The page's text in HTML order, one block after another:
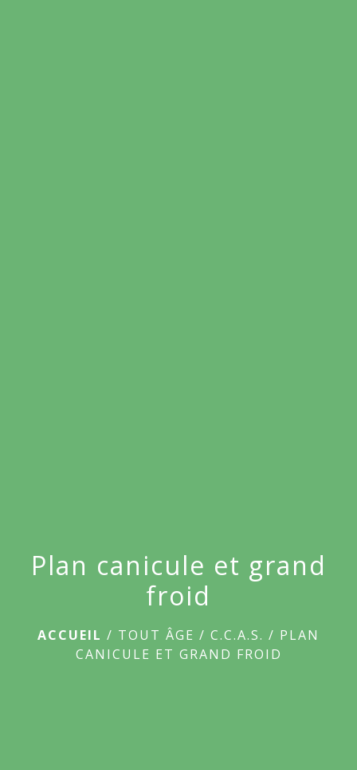
Plan canicule et grand
froid
ACCUEIL / TOUT ÂGE / C.C.A.S. / PLAN
CANICULE ET GRAND FROID